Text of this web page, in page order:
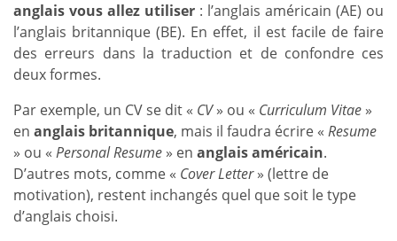
anglais vous allez utiliser : l’anglais américain (AE) ou
l’anglais britannique (BE). En effet, il est facile de faire
des erreurs dans la traduction et de confondre ces
deux formes.
Par exemple, un CV se dit « CV» ou « Curriculum Vitae »
en anglais britannique, mais il faudra écrire « Resume
» ou « Personal Resume » en anglais américain.
D’autres mots, comme « Cover Letter» (lettre de
motivation), restent inchangés quel que soit le type
d’anglais choisi.